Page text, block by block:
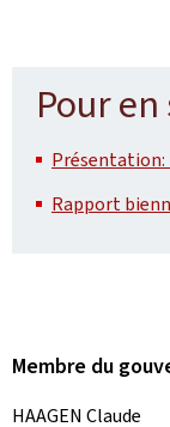
Pour
Présentation:
Rapport
Membre du
HAAGEN Claude